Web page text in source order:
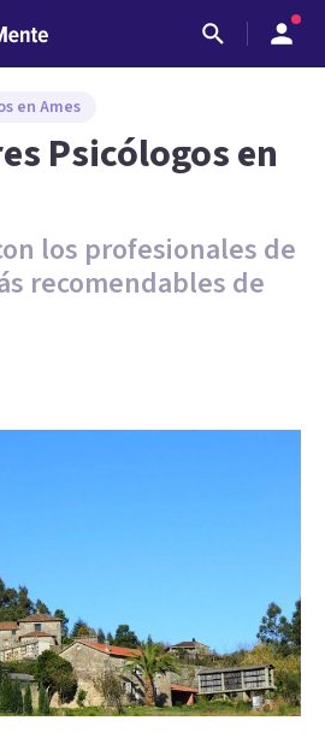
en Ames
Psicólogos en
los profesionales de
recomendables de